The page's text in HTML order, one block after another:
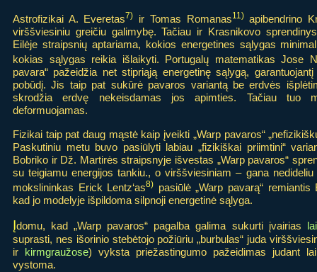
Astrofizikai A. Everetas7) ir Tomas Romanas11)apibendrino
virššviesiniu greičiu galimybę. Tačiau ir Krasnikovo
Eilėje straipsnių aptariama, kokios energetines sąlygas
kokias sąlygas reikia išlaikyti. Portugalų matematikas Jose
pavara“ pažeidžia net stipriąją energetinę sąlygą,
pobūdį. Jis taip pat sukūrė pavaros variantą be erdvės
skrodžia erdvę nekeisdamas jos apimties. Tačiau tuo
deformuojamas.
Fizikai taip pat daug mąstė kaip įveikti „Warp pavaros“
Paskutiniu metu buvo pasiūlyti labiau „fizikiškai priimtini“
Bobriko ir Dž. Martirės straipsnyje išvestas „Warp pavaros“
su teigiamu energijos tankiu., o virššviesiniam – gana
mokslininkas Erick Lentz‘as8) pasiūlė „Warp pavarą“
kad jo modelyje išpildoma silpnoji energetinė sąlyga.
Įdomu, kad „Warp pavaros“ pagalba galima sukurti įvairias
suprasti, nes išorinio stebėtojo požiūriu „burbulas“ juda
ir kirmgraužose) vyksta priežastingumo pažeidimas judant
vystoma.